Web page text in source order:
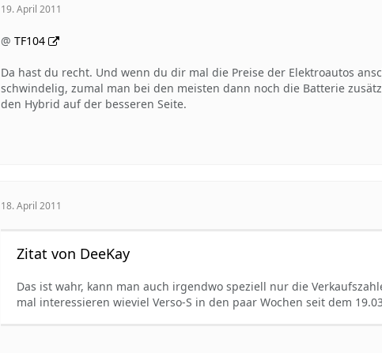
19. April 2011
@ TF104
Da hast du recht. Und wenn du dir mal die Preise der Elektroautos
schwindelig, zumal man bei den meisten dann noch die Batterie
den Hybrid auf der besseren Seite.
18. April 2011
Zitat von DeeKay
Das ist wahr, kann man auch irgendwo speziell nur die
mal interessieren wieviel Verso-S in den paar Wochen seit dem